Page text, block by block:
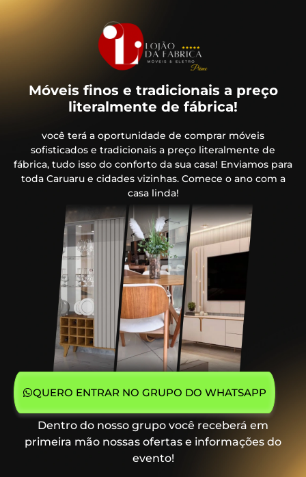
Móveis finos e tradicionais a preço
literalmente de fábrica!
você terá a oportunidade de comprar móveis
sofisticados e tradicionais a preço literalmente de
fábrica, tudo isso do conforto da sua casa! Enviamos para
toda Caruaru e cidades vizinhas. Comece o ano com a
casa linda!
QUERO ENTRAR NO GRUPO DO WHATSAPP
Dentro do nosso grupo você receberá em
primeira mão nossas ofertas e informações do
evento!